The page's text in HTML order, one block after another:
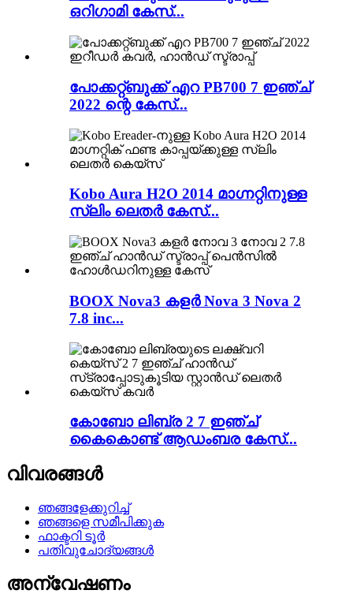
ഒറിഗാമി കേസ്...
പോക്കറ്റ്ബുക്ക് എറ PB700 7 ഇഞ്ച്
2022 ന്റെ കേസ്...
Kobo Aura H2O 2014 മാഗ്നറ്റിനുള്ള
സ്ലിം ലെതർ കേസ്...
BOOX Nova3 കളർ Nova 3 Nova 2
7.8 inc...
കോബോ ലിബ്ര 2 7 ഇഞ്ച്
കൈകൊണ്ട് ആഡംബര കേസ്...
വിവരങ്ങൾ
ഞങ്ങളേക്കുറിച്ച്
ഞങ്ങളെ സമീപിക്കുക
ഫാക്ടറി ടൂർ
പതിവുചോദ്യങ്ങൾ
അന്വേഷണം